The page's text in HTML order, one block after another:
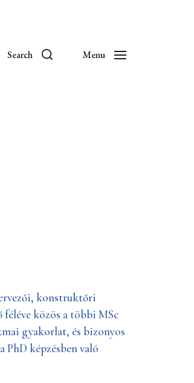
Search Menu
konstruktőri
közös a többi MSc
gyakorlat, és bizonyos
képzésben való